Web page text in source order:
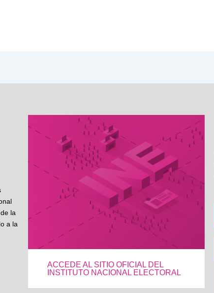
la
a la
ACCEDE AL SITIO OFICIAL DEL
INSTITUTO NACIONAL ELECTORAL